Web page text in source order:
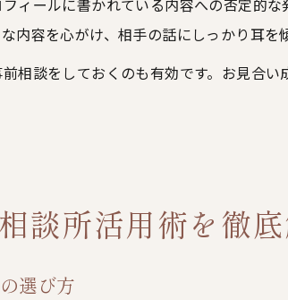
ィールに書かれている内容への否定的
内容を心がけ、相手の話にしっかり耳を
相談をしておくのも有効です。お見合
談所活用術を徹
選び方